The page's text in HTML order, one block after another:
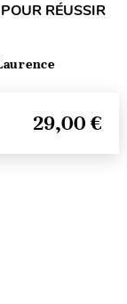
RÉUSSIR
29,00 €